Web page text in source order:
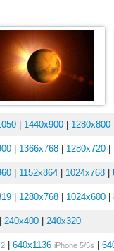
1440x900 1280x800
1366x768 1280x720
1152x864 1024x768
1280x768 1024x600
240x400 240x320
640x1136 iPhone 5/5s